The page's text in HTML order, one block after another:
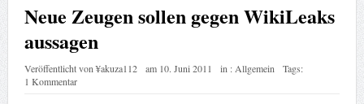
Neue Zeugen sollen gegen WikiLeaks
aussagen
Veröffentlicht von¥akuza112 am 10. Juni 2011 in : Allgemein
Tags:
1 Kommentar